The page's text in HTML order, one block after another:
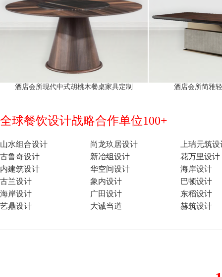
酒店会所现代中式胡桃木餐桌家具定制 酒店会所简雅
全球餐饮设计战略合作单位100+
山水组合设计 尚龙玖居设计
上瑞元筑
古鲁奇设计
新冶组设计
花万里设计
内建筑设计
华空间设计
海岸设计
古兰设计
象内设计
巴顿设计
海岸设计
广田设计
东稻设计
艺鼎设计
大诚当道 赫筑设计